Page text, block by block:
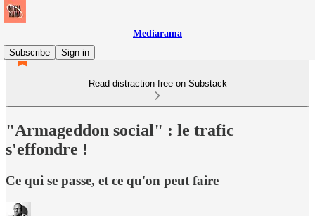
Mediarama
Subscribe
Sign in
Read distraction-free on Substack
"Armageddon social" : le trafic
s'effondre !
Ce qui se passe, et ce qu'on peut faire